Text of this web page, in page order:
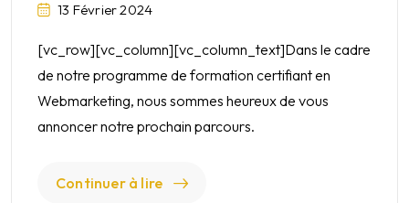
13 Février 2024
[vc_row][vc_column][vc_column_text]Dans le cadre
de notre programme de formation certifiant en
Webmarketing, nous sommes heureux de vous
annoncer notre prochain parcours.
Continuer à lire